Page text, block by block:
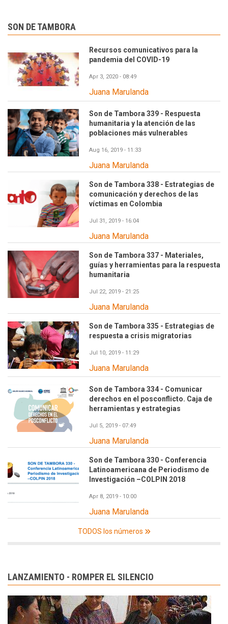
SON DE TAMBORA
Recursos comunicativos para la
pandemia del COVID-19
Apr 3, 2020 - 08:49
Juana Marulanda
Son de Tambora 339 - Respuesta
humanitaria y la atención de las
poblaciones más vulnerables
Aug 16, 2019 - 11:33
Juana Marulanda
Son de Tambora 338 - Estrategias de
comunicación y derechos de las
víctimas en Colombia
Jul 31, 2019 - 16:04
Juana Marulanda
Son de Tambora 337 - Materiales,
guías y herramientas para la respuesta
humanitaria
Jul 22, 2019 - 21:25
Juana Marulanda
Son de Tambora 335 - Estrategias de
respuesta a crisis migratorias
Jul 10, 2019 - 11:29
Juana Marulanda
Son de Tambora 334 - Comunicar
derechos en el posconflicto. Caja de
herramientas y estrategias
Jul 5, 2019 - 07:49
Juana Marulanda
Son de Tambora 330 - Conferencia
Latinoamericana de Periodismo de
Investigación –COLPIN 2018
Apr 8, 2019 - 10:00
Juana Marulanda
TODOS los números
LANZAMIENTO - ROMPER EL SILENCIO